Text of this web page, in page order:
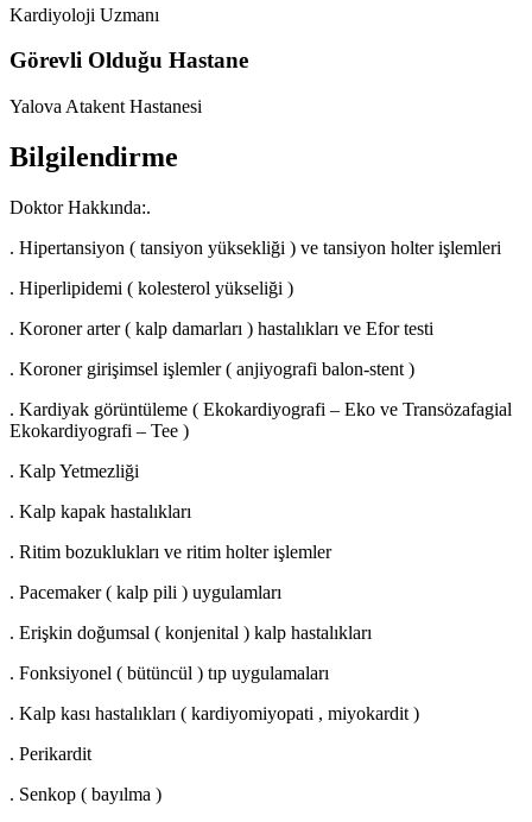
Kardiyoloji Uzmanı
Görevli Olduğu Hastane
Yalova Atakent Hastanesi
Bilgilendirme
Doktor Hakkında:.
. Hipertansiyon ( tansiyon yüksekliği ) ve tansiyon holter işlemleri
. Hiperlipidemi ( kolesterol yükseliği )
. Koroner arter ( kalp damarları ) hastalıkları ve Efor testi
. Koroner girişimsel işlemler ( anjiyografi balon-stent )
. Kardiyak görüntüleme ( Ekokardiyografi – Eko ve Transözafagial
Ekokardiyografi – Tee )
. Kalp Yetmezliği
. Kalp kapak hastalıkları
. Ritim bozuklukları ve ritim holter işlemler
. Pacemaker ( kalp pili ) uygulamları
. Erişkin doğumsal ( konjenital ) kalp hastalıkları
. Fonksiyonel ( bütüncül ) tıp uygulamaları
. Kalp kası hastalıkları ( kardiyomiyopati , miyokardit )
. Perikardit
. Senkop ( bayılma )